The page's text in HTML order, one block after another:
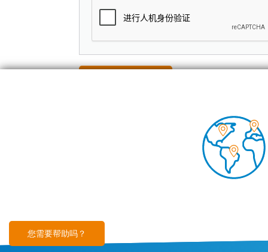
您需要帮助吗？
空调
技
见解
Footer
免责声明 Cookies 文件 沪ICP备2023025212号 隐